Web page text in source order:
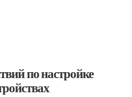
по настройке